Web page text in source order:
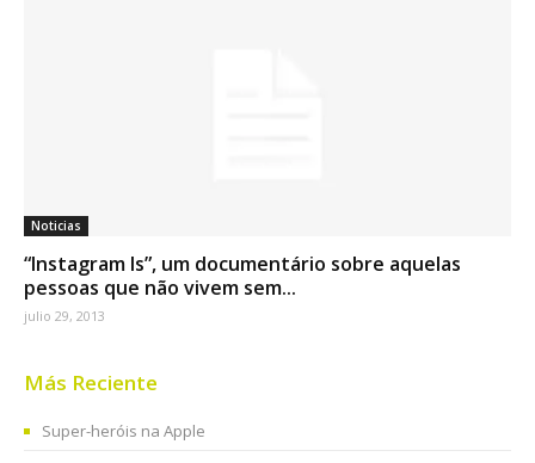
Noticias
“Instagram Is”, um documentário sobre aquelas
pessoas que não vivem sem...
julio 29, 2013
Más Reciente
Super-heróis na Apple